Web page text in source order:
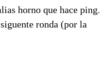
horno que hace ping.
ronda (por la